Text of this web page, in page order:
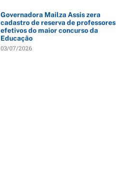
Governadora Mailza Assis zera
cadastro de reserva de professores
efetivos do maior concurso da
Educação
03/07/2026